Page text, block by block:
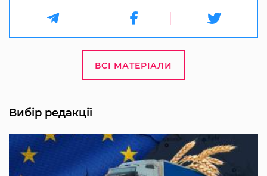
ВСІ МАТЕРІАЛИ
Вибір редакції